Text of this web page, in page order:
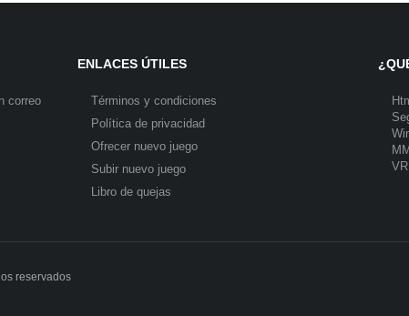
correo
ENLACES ÚTILES
Términos y condiciones
Política de privacidad
Ofrecer nuevo juego
Subir nuevo juego
Libro de quejas
VR
reservados